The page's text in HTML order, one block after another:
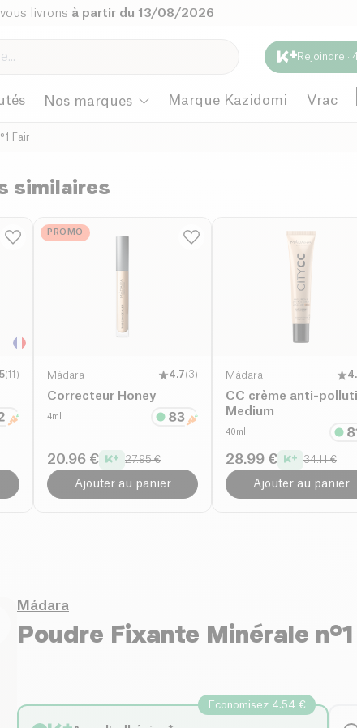
livrons à partir du 13/08/2026
Rejoindre ·
Nos marques Marque Kazidomi Vrac
Fair
similaires
(11 )
PROMO
Mádara 4.7(3)
Correcteur Honey
4ml
20.96 € 27.95 €
Ajouter au panier
Mádara
CC crème anti-
Medium
40ml
28.99 € 34.11 €
Ajouter au panier
Mádara
Poudre Fixante Minérale
Economisez 4.54 €